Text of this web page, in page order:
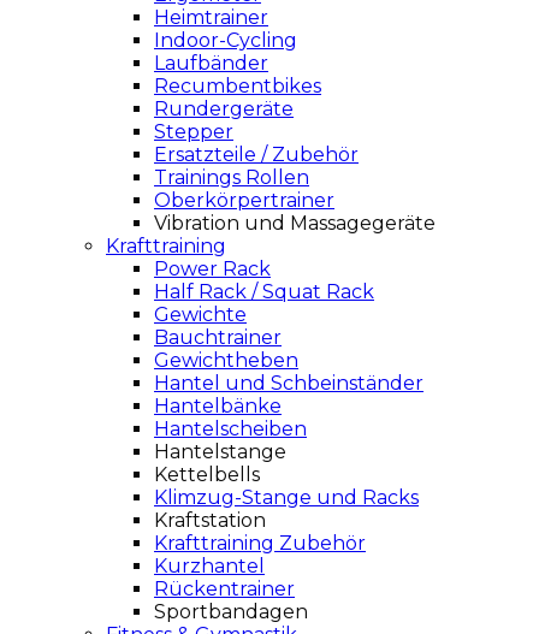
Heimtrainer
Indoor-Cycling
Laufbänder
Recumbentbikes
Rundergeräte
Stepper
Ersatzteile / Zubehör
Trainings Rollen
Oberkörpertrainer
Vibration und Massagegeräte
Krafttraining
Power Rack
Half Rack / Squat Rack
Gewichte
Bauchtrainer
Gewichtheben
Hantel und Schbeinständer
Hantelbänke
Hantelscheiben
Hantelstange
Kettelbells
Klimzug-Stange und Racks
Kraftstation
Krafttraining Zubehör
Kurzhantel
Rückentrainer
Sportbandagen